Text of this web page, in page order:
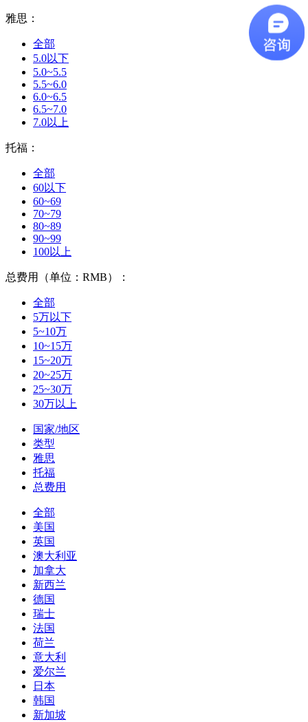
雅思：
全部
5.0以下
5.0~5.5
5.5~6.0
6.0~6.5
6.5~7.0
7.0以上
托福：
全部
60以下
60~69
70~79
80~89
90~99
100以上
总费用（单位：RMB）：
全部
5万以下
5~10万
10~15万
15~20万
20~25万
25~30万
30万以上
国家/地区
类型
雅思
托福
总费用
全部
美国
英国
澳大利亚
加拿大
新西兰
德国
瑞士
法国
荷兰
意大利
爱尔兰
日本
韩国
新加坡